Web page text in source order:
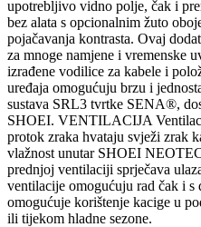
upotrebljivo vidno polje, čak i
bez alata s opcionalnim žuto
pojačavanja kontrasta. Ovaj
za mnoge namjene i vremenske
izrađene vodilice za kabele i
uređaja omogućuju brzu i
sustava SRL3 tvrtke SENA®,
SHOEI. VENTILACIJA
protok zraka hvataju svježi zrak
vlažnost unutar SHOEI
prednjoj ventilaciji sprječava
ventilacije omogućuju rad čak i s
omogućuje korištenje kacige u
ili tijekom hladne sezone.